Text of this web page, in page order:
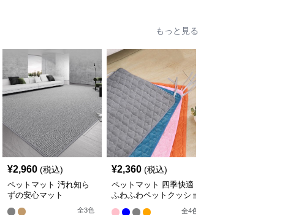
もっと見る
¥2,960 (税込)
ペットマット 汚れ知ら
ずの安心マット
全3色
¥2,360 (税込)
ペットマット 四季快適
ふわふわペットクッショ
全4色